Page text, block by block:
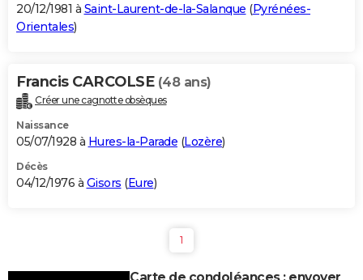
20/12/1981 à Saint-Laurent-de-la-Salanque (Pyrénées-
Orientales)
Francis CARCOLSE (48 ans)
Créer une cagnotte obsèques
Naissance
05/07/1928 à Hures-la-Parade (Lozère)
Décès
04/12/1976 à Gisors (Eure)
1